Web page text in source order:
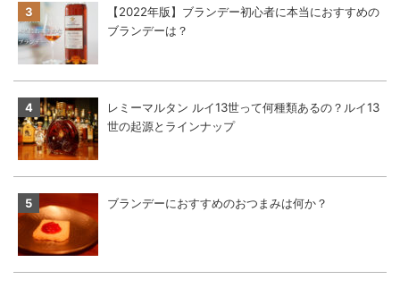
【2022年版】ブランデー初心者に本当におすすめの
ブランデーは？
レミーマルタン ルイ13世って何種類あるの？ルイ13
世の起源とラインナップ
ブランデーにおすすめのおつまみは何か？